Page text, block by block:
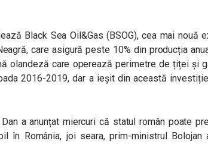
Black Sea Oil&Gas (BSOG), cea mai nouă
care asigură peste 10% din producția
olandeză care operează perimetre de țiței și
2016-2019, dar a ieșit din această
a anunțat miercuri că statul român poate
în România, joi seara, prim-ministrul Bolojan